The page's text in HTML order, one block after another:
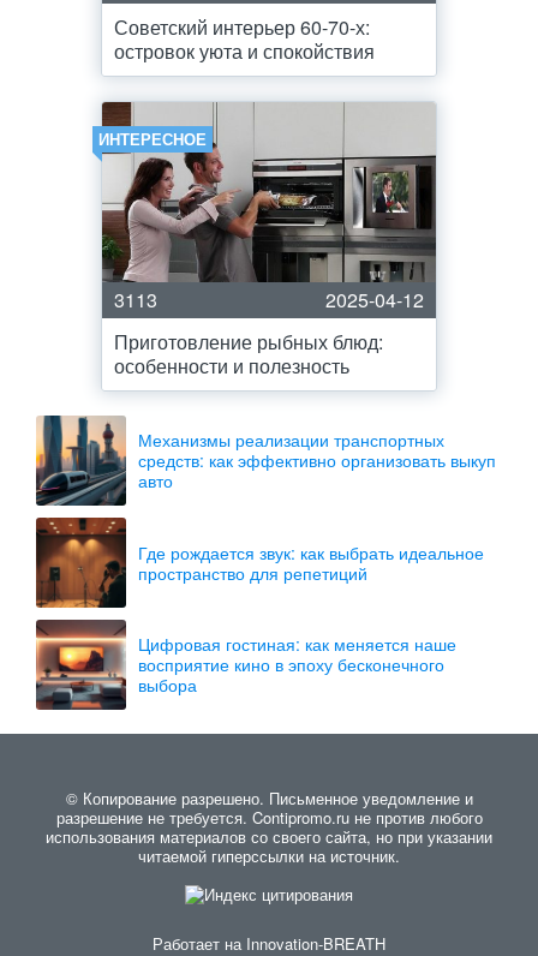
Советский интерьер 60-70-х:
островок уюта и спокойствия
ИНТЕРЕСНОЕ
3113
2025-04-12
Приготовление рыбных блюд:
особенности и полезность
Механизмы реализации транспортных
средств: как эффективно организовать выкуп
авто
Где рождается звук: как выбрать идеальное
пространство для репетиций
Цифровая гостиная: как меняется наше
восприятие кино в эпоху бесконечного
выбора
© Копирование разрешено. Письменное уведомление и
разрешение не требуется. Contipromo.ru не против любого
использования материалов со своего сайта, но при указании
читаемой гиперссылки на источник.
Работает на Innovation-BREATH